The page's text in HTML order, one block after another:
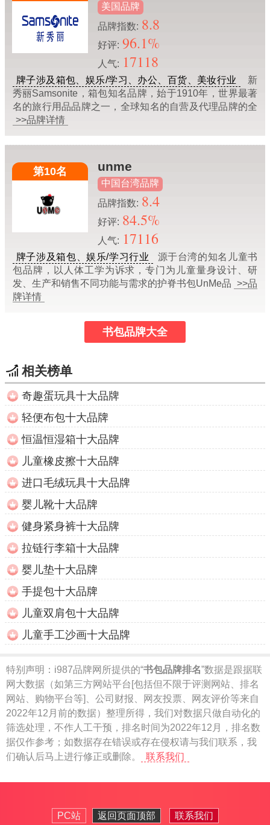
美国品牌
品牌指数: 8.8
好评: 96.1%
人气: 17118
牌子涉及箱包、娱乐/学习、办公、百货、美妆行业
新
秀丽Samsonite，箱包知名品牌，始于1910年，世界最著
名的旅行用品品牌之一，全球知名的自营及代理品牌的全
>>品牌详情
第10名 unme
中国台湾品牌
品牌指数: 8.4
好评: 84.5%
人气: 17116
牌子涉及箱包、娱乐/学习行业
源于台湾的知名儿童书
包品牌，以人体工学为诉求，专门为儿童量身设计、研
发、生产和销售不同功能与需求的护脊书包UnMe品 >>品
牌详情
书包品牌大全
相关榜单
奇趣蛋玩具十大品牌
轻便布包十大品牌
恒温恒湿箱十大品牌
儿童橡皮擦十大品牌
进口毛绒玩具十大品牌
婴儿靴十大品牌
健身紧身裤十大品牌
拉链行李箱十大品牌
婴儿垫十大品牌
手提包十大品牌
儿童双肩包十大品牌
儿童手工沙画十大品牌
特别声明： i987品牌网所提供的“书包品牌排名”数据是跟据联
网大数据（如第三方网站平台[包括但不限于评测网站、排名
网站、购物平台等]、公司财报、网友投票、网友评价等来自
2022年12月前的数据）整理所得，我们对数据只做自动化的
筛选处理，不作人工干预，排名时间为2022年12月，排名数
据仅作参考；如数据存在错误或存在侵权请与我们联系，我
们确认后马上进行修正或删除。
联系我们
PC站 返回页面顶部 联系我们